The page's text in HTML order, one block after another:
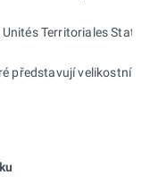
Territoriales
představují velikostní